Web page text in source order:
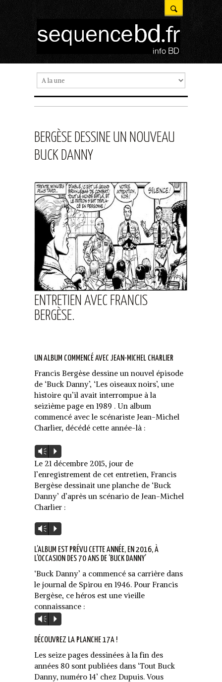
BERGÈSE DESSINE UN NOUVEAU
BUCK DANNY
ENTRETIEN AVEC FRANCIS
BERGÈSE.
UN ALBUM COMMENCÉ AVEC JEAN-MICHEL CHARLIER
Francis Bergèse dessine un nouvel épisode
de ‘Buck Danny’, ‘Les oiseaux noirs’, une
histoire qu’il avait interrompue à la
seizième page en 1989 . Un album
commencé avec le scénariste Jean-Michel
Charlier, décédé cette année-là :
Lecteur
audio
Vm P
Le 21 décembre 2015, jour de
l’enregistrement de cet entretien, Francis
Bergèse dessinait une planche de ‘Buck
Danny’ d’après un scénario de Jean-Michel
Charlier :
Lecteur
audio
Vm P
L’ALBUM EST PRÉVU CETTE ANNÉE, EN 2016, À
L’OCCASION DES 70 ANS DE ‘BUCK DANNY’
‘Buck Danny’ a commencé sa carrière dans
le journal de Spirou en 1946. Pour Francis
Bergèse, ce héros est une vieille
connaissance :
Lecteur
audio
Vm P
DÉCOUVREZ LA PLANCHE 17A !
Les seize pages dessinées à la fin des
années 80 sont publiées dans ‘Tout Buck
Danny, numéro 14’ chez Dupuis. Vous